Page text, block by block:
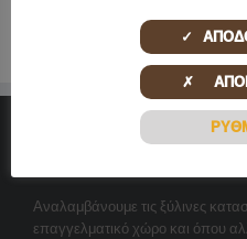
Αναλαμβάνουμε τις ξύλινες
επαγγελματικό χώρο και όπου
✓
✗